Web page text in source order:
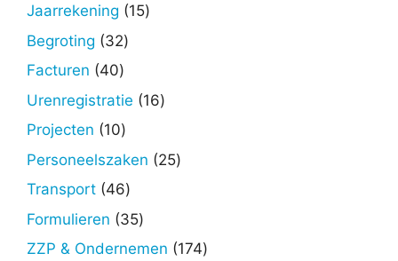
Jaarrekening 1515
Begroting 3232
Facturen 4040
producten
Urenregistratie 1616
Projecten 1010
producten
Personeelszaken 2525
Transport 4646
producten
Formulieren 3535
producten
ZZP & Ondernemen 174174